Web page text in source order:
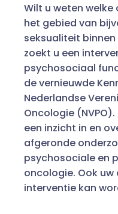
Wilt u weten welke
het gebied van
seksualiteit
zoekt u een
psychosociaal
de vernieuwde
Nederlandse
Oncologie
een inzicht in en
afgeronde
psychosociale en
oncologie. Ook
interventie kan